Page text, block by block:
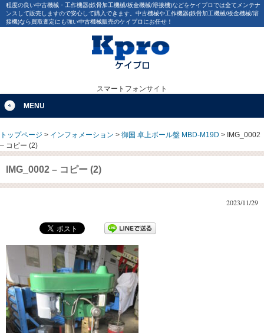
程度の良い中古機械・工作機器(鉄骨加工機械/板金機械/溶接機)などをケイプロでは全てメンテナ
ンスして販売しますので安心して購入できます。中古機械や工作機器(鉄骨加工機械/板金機械/溶
接機)なら買取査定にも強い中古機械販売のケイプロにお任せ！
スマートフォンサイト
MENU
トップページ > インフォメーション > 御国 卓上ボール盤 MBD-M19D > IMG_0002
– コピー (2)
IMG_0002 – コピー (2)
2023/11/29